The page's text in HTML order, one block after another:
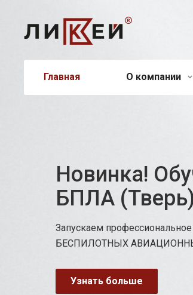
Главная О компании
Новинка!
БПЛА
Запускаем
БЕСПИЛОТНЫХ
Узнать больше